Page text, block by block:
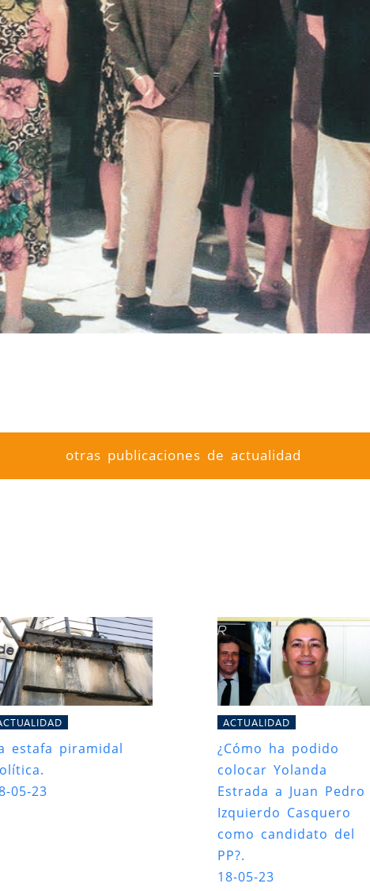
otras publicaciones de actualidad
estafa piramidal
05-23
ACTUALIDAD
¿Cómo ha podido
colocar Yolanda
Estrada a Juan Pedro
Izquierdo Casquero
como candidato del
PP?.
18-05-23